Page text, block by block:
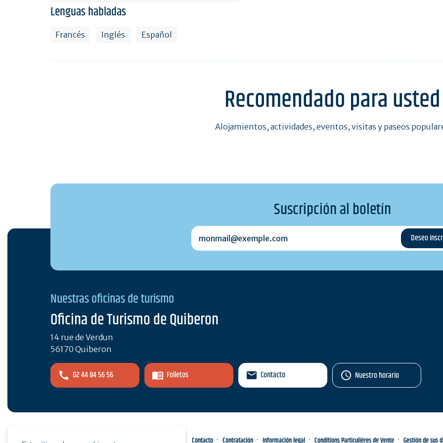
Lenguas habladas
Francés Inglés Español
Recomendado para usted
Alojamientos, actividades, eventos, visitas y paseos
Suscripción al boletín
monmail@exemple.com
Nuestras oficinas de turismo
Oficina de Turismo de Quiberon
14 rue de Verdun
56170 Quiberon
02 44 84 56 56 Folletos Contacto Nuestro horario
Espacio pro Contacto Contratación Información legal Conditions Particulières de Vente Gestión de sus